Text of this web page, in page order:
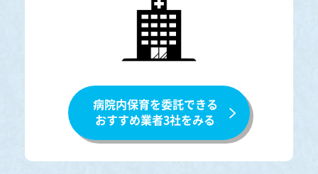
病院内保育を委託できる
おすすめ業者3社をみる